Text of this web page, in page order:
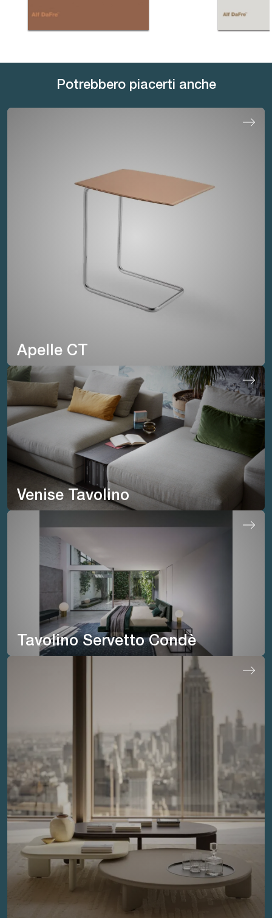
Potrebbero piacerti anche
Apelle CT
Venise Tavolino
Tavolino Servetto Condè